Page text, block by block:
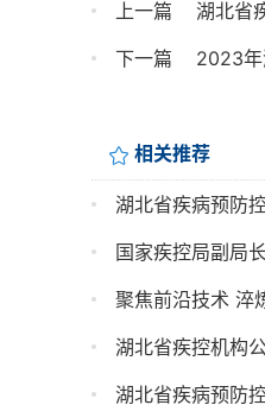
上一篇
湖北省
下一篇
2023年
相关推荐
湖北省疾病预防
国家疾控局副局
聚焦前沿技术 淬
湖北省疾控机构
湖北省疾病预防